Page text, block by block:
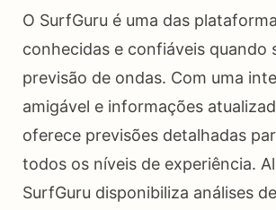
O SurfGuru é uma das
conhecidas e confiáveis quando
previsão de ondas. Com uma
amigável e informações
oferece previsões detalhadas
todos os níveis de experiência.
SurfGuru disponibiliza análises